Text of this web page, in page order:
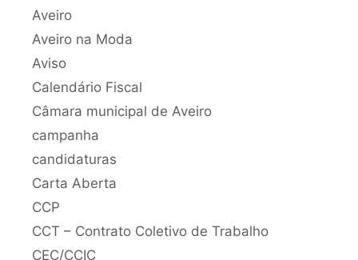
Aveiro
Aveiro na Moda
Aviso
Calendário Fiscal
Câmara municipal de Aveiro
campanha
candidaturas
Carta Aberta
CCP
CCT – Contrato Coletivo de Trabalho
CEC/CCIC